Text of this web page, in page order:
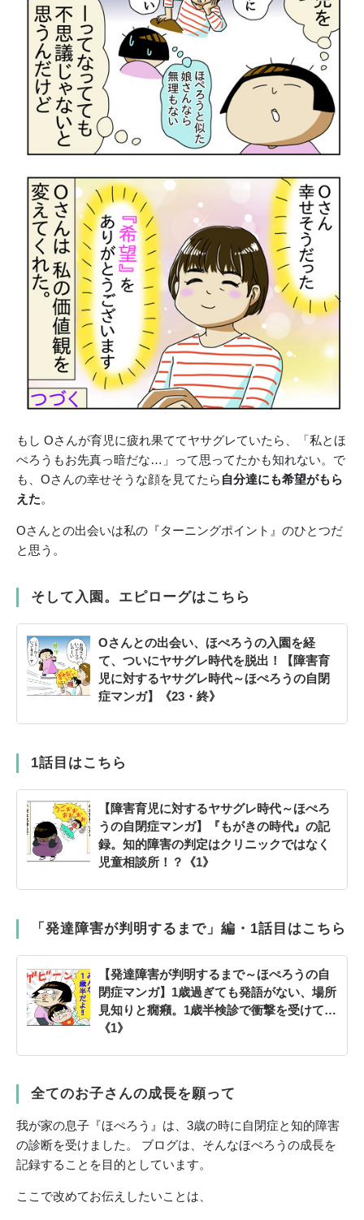
もし Oさんが育児に疲れ果ててヤサグレていたら、「私とほ
ぺろうもお先真っ暗だな…」って思ってたかも知れない。で
も、Oさんの幸せそうな顔を見てたら 自分達にも希望がもら
えた。
Oさんとの出会いは私の『ターニングポイント』のひとつだ
と思う。
そして入園。エピローグはこちら
Oさんとの出会い、ほぺろうの入園を経
て、ついにヤサグレ時代を脱出！【障害育
児に対するヤサグレ時代～ほぺろうの自閉
症マンガ】《23・終》
1話目はこちら
【障害育児に対するヤサグレ時代～ほぺろ
うの自閉症マンガ】『もがきの時代』の記
録。知的障害の判定はクリニックではなく
児童相談所！？《1》
「発達障害が判明するまで」編・1話目はこちら
【発達障害が判明するまで～ほぺろうの自
閉症マンガ】1歳過ぎても発語がない、場所
見知りと癇癪。1歳半検診で衝撃を受けて…
《1》
全てのお子さんの成長を願って
我が家の息子『ほぺろう』は、3歳の時に自閉症と知的障害
の診断を受けました。 ブログは、そんなほぺろうの成長を
記録することを目的としています。
ここで改めてお伝えしたいことは、